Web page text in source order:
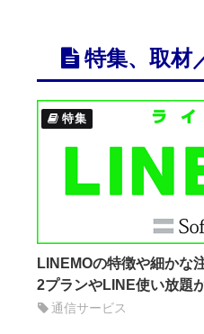
特集、取材
特集
LINEMOの特徴や細かな
2プランやLINE使い放題
通信サービス